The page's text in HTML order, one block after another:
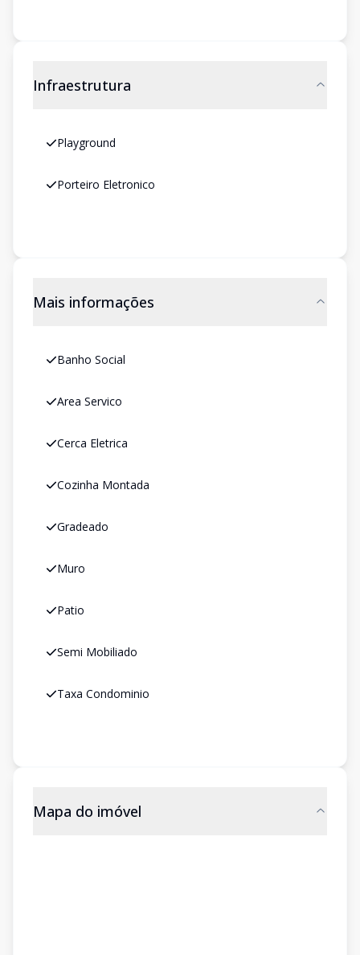
Infraestrutura
Playground
Porteiro Eletronico
Mais informações
Banho Social
Area Servico
Cerca Eletrica
Cozinha Montada
Gradeado
Muro
Patio
Semi Mobiliado
Taxa Condominio
Mapa do imóvel